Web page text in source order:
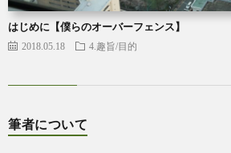
はじめに【僕らのオーバーフェンス】
2018.05.18 4.趣旨/目的
筆者について